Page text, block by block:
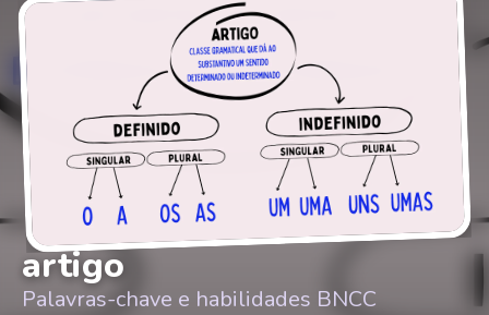
artigo
Palavras-chave e habilidades BNCC